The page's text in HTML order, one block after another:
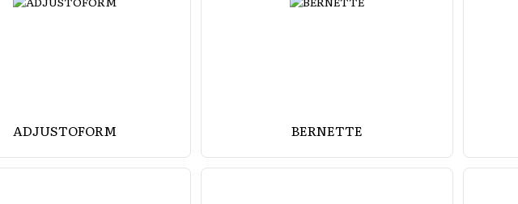
ADJUSTOFORM BERNETTE